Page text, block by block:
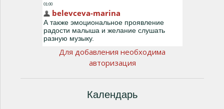
Для добавления необходима
авторизация
Календарь